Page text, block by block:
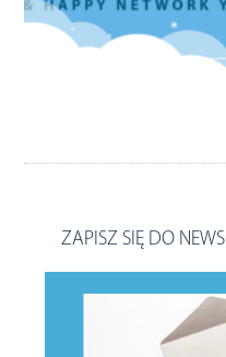
ZAPISZ SIĘ DO